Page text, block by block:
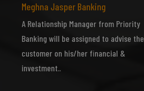
Meghna Jasper Banking
A Relationship Manager from Priority
Banking will be assigned to advise the
customer on his/her financial &
investment..